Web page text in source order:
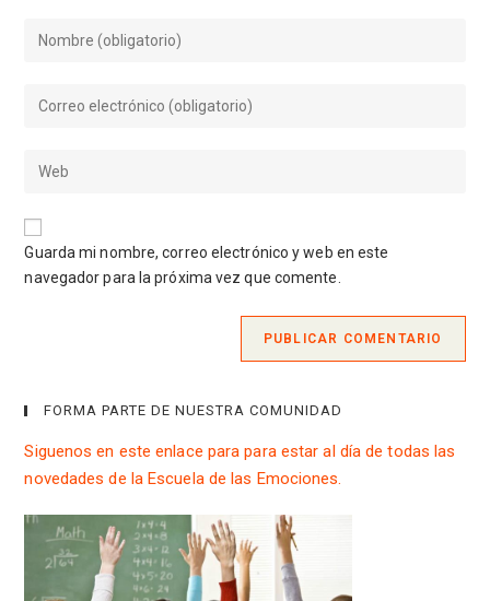
usuario
de
electrónico
para
comentar
de
tu
web
Guarda mi nombre, correo electrónico y web en este
navegador para la próxima vez que comente.
FORMA PARTE DE NUESTRA COMUNIDAD
Siguenos en este enlace para para estar al día de todas las
novedades de la Escuela de las Emociones.